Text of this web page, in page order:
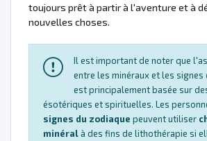
toujours prêt à partir à l'aventure et à
nouvelles choses.
Il est important de noter que
entre les minéraux et les signes
est principalement basée sur
ésotériques et spirituelles. Les
signes du zodiaque peuvent utiliser
minéralà des fins de lithothérapie si